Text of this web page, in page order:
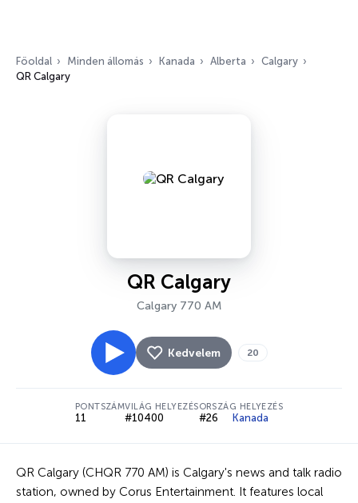
Főoldal Minden állomás Kanada Alberta
Calgary
QR Calgary
QR Calgary
Calgary 770 AM
Kedvelem 20
PONTSZÁM
11
VILÁG HELYEZÉS
#10400
ORSZÁG HELYEZÉS
#26 Kanada
QR Calgary (CHQR 770 AM) is Calgary's news and talk radio
station, owned by Corus Entertainment. It features local